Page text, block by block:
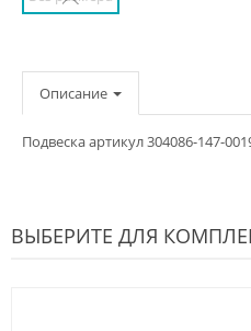
Описание
Подвеска артикул 304086-147-
ВЫБЕРИТЕ ДЛЯ